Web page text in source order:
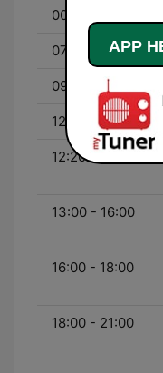
00:00 - 07:00
07:00 - 09:00
09:00 - 12:00
12:00 - 12:20
12:20 - 13:00
13:00 - 16:00
16:00 - 18:00
18:00 - 21:00
APP